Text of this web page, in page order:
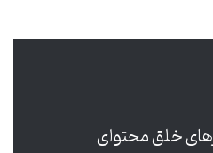
خلق محتوای